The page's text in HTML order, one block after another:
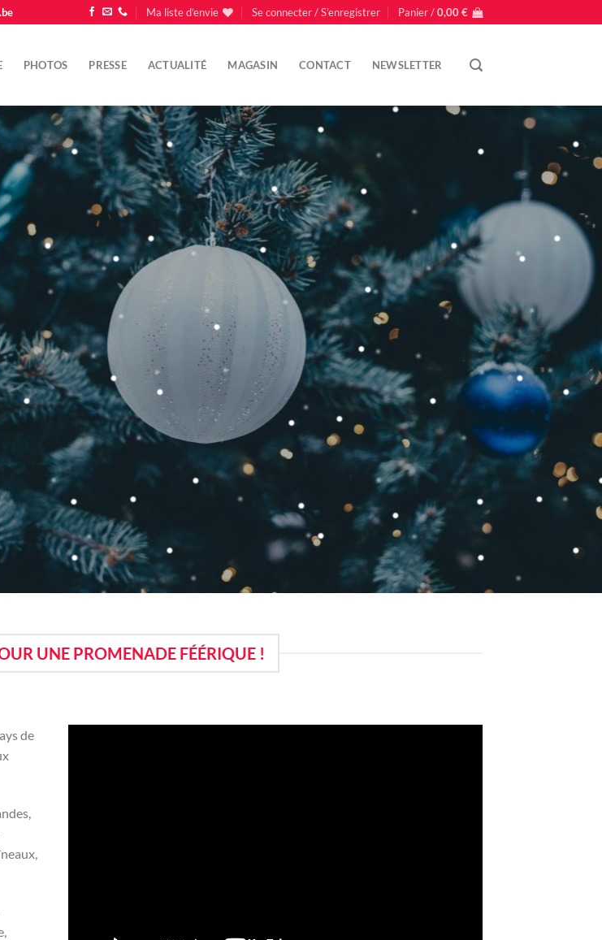
Ma liste d'envie Se connecter / S’enregistrer Panier /0,00€
PHOTOS PRESSE ACTUALITÉ MAGASIN CONTACT NEWSLETTER
NOËL
14
MIN
17
UNE PROMENADE FÉÉRIQUE !
de